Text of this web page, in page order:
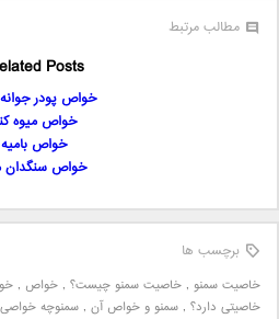
مطالب مرتبط
Posts:
خواص پودر
خواص میوه
خواص بامیه
خواص سنگدان
برچسب ها
خاصیت سمنو , خاصیت سمنو چیست؟ , خواص ,
خاصیتی دارد؟ , سمنو و خواص آن , سمنوچه خواصی